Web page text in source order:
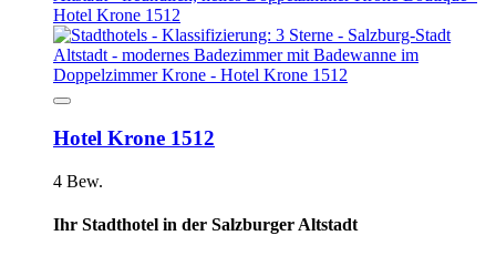
Hotel Krone 1512
4 Bew.
Ihr Stadthotel in der Salzburger Altstadt